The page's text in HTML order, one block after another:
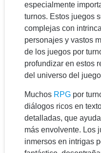
especialmente
turnos. Estos juegos
complejas con
personajes y vastos
de los juegos por
profundizar en estos
del universo del
Muchos RPG por
diálogos ricos en
detalladas, que
más envolvente. Los
inmersos en intrigas